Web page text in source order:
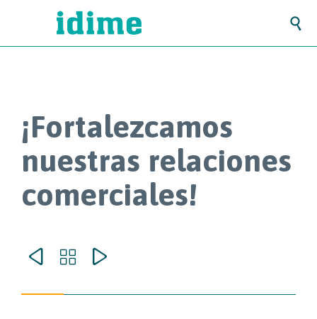

¡Fortalezcamos
nuestras relaciones
comerciales!
  